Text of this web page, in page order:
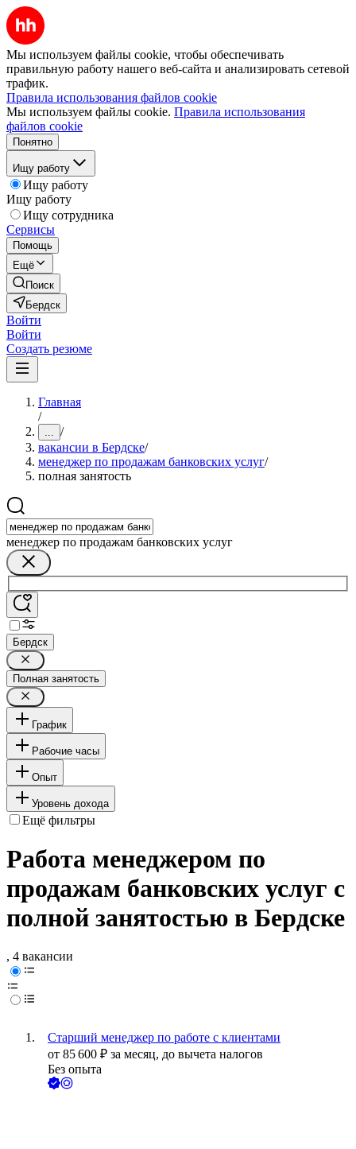
Мы используем файлы cookie, чтобы обеспечивать
правильную работу нашего веб-сайта и анализировать сетевой
трафик.
Правила использования файлов cookie
Мы используем файлы cookie. Правила использования
файлов cookie
Понятно
Ищу работу
Ищу работу
Ищу работу
Ищу сотрудника
Сервисы
Помощь
Ещё
Поиск
Бердск
Войти
Войти
Создать резюме
Главная
/
... /
вакансии в Бердске/
менеджер по продажам банковских услуг/
полная занятость
менеджер по продажам банковских услуг
Бердск
Полная занятость
График
Рабочие часы
Опыт
Уровень дохода
Ещё фильтры
Работа менеджером по
продажам банковских услуг с
полной занятостью в Бердске
, 4 вакансии
Старший менеджер по работе с клиентами
от 85 600 ₽ за месяц, до вычета налогов
Без опыта